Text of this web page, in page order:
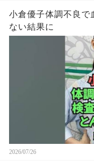
小倉優子体調不良で
ない結果に
2026/07/26